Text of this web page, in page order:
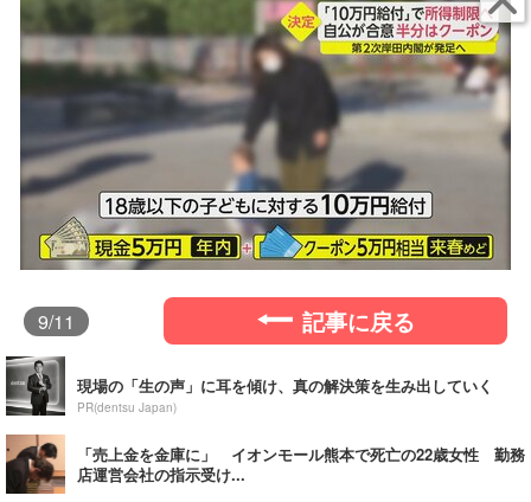
9/11 記事に戻る
現場の「生の声」に耳を傾け、真の解決策を生み出していく
PR(dentsu Japan)
「売上金を金庫に」 イオンモール熊本で死亡の22歳女性 勤務
店運営会社の指示受け...